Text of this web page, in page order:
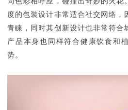
度的包装设计非常适合社交网络，
青睐，同时其创新设计也非常符合
产品本身也同样符合健康饮食和
势。